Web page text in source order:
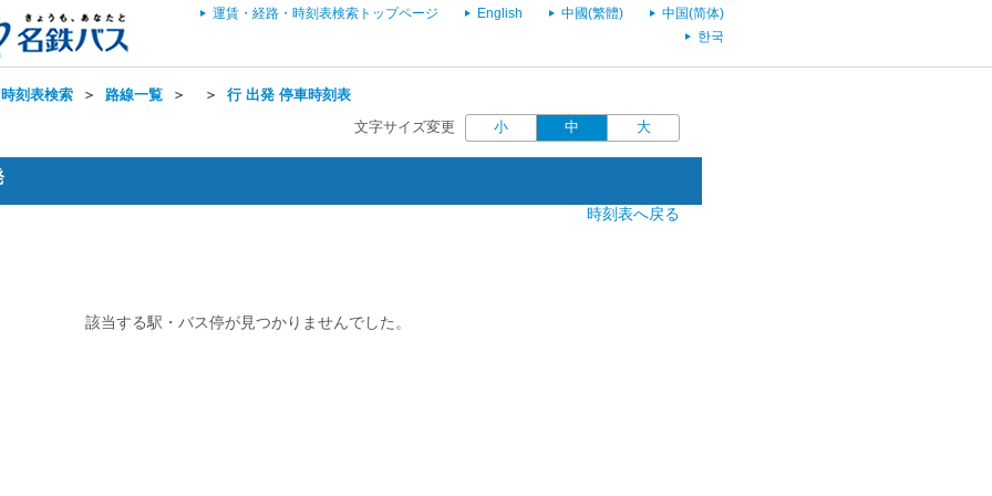
運賃・経路・時刻表検索トップページ English 中國(繁體)
中国(简体)
한국
刻表検索 ＞ 路線一覧 ＞ ＞ 行 出発 停車時刻表
文字サイズ変更 小 中 大
時刻表へ戻る
該当する駅・バス停が見つかりませんでした。